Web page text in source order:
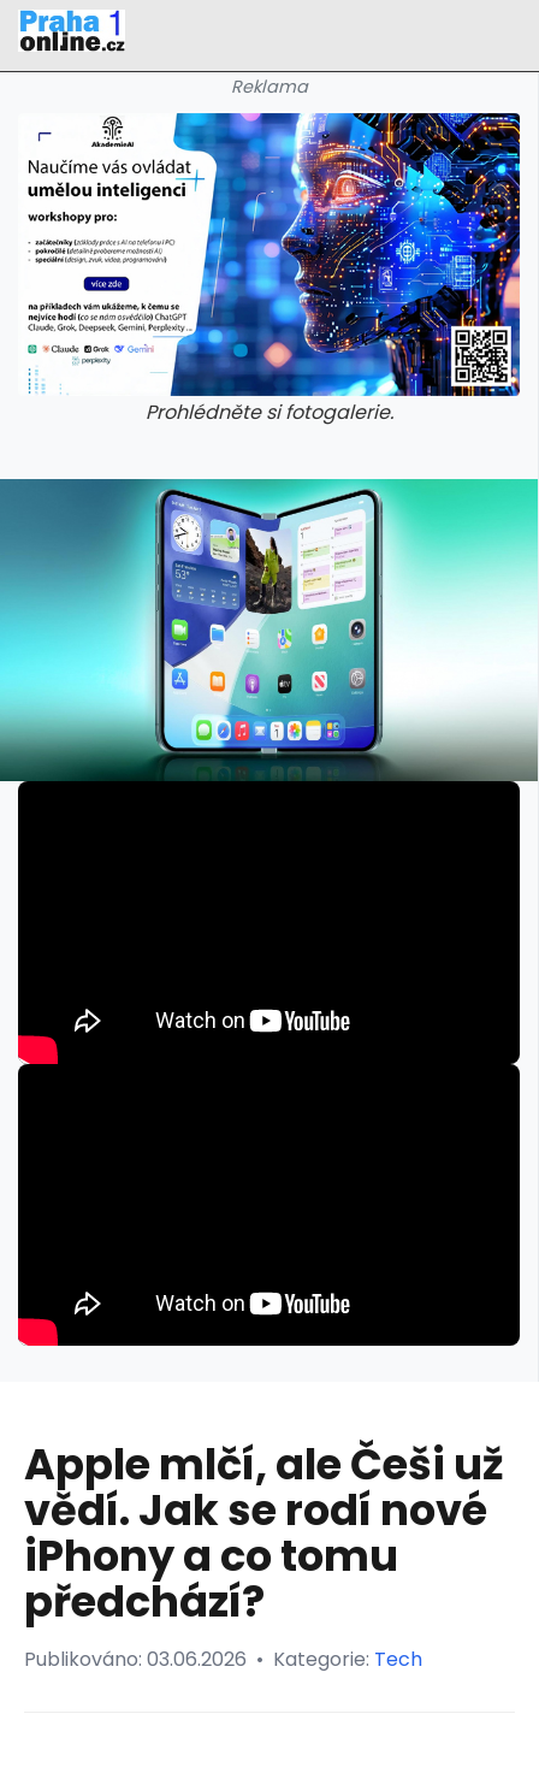
Reklama
Prohlédněte si fotogalerie.
Apple mlčí, ale Češi už
vědí. Jak se rodí nové
iPhony a co tomu
předchází?
Publikováno: 03.06.2026 • Kategorie: Tech